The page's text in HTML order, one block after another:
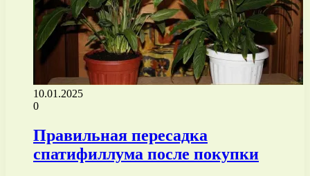
10.01.2025
0
Правильная пересадка
спатифиллума после покупки